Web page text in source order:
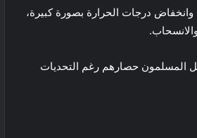
درجات الحرارة بصورة كبيرة،
المسلمون حصارهم رغم التحديات